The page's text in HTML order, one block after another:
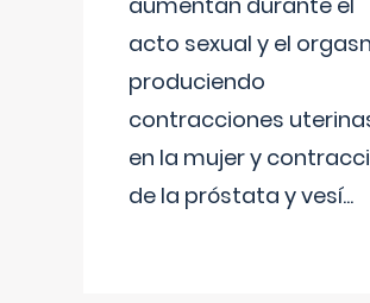
acto sexual y el
produciendo
contracciones
en la mujer y
de la próstata y vesí...